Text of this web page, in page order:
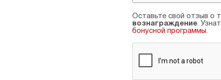
Оставьте свой отзыв о
вознаграждение.
бонусной программы.